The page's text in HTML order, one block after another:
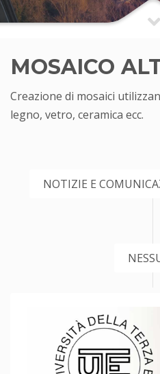
MOSAICO
Creazione di mosaici
legno, vetro, ceramica ecc.
NOTIZIE E